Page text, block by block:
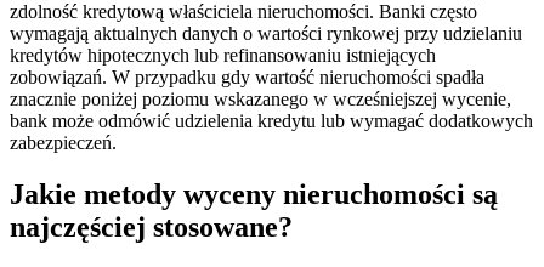
zdolność kredytową właściciela nieruchomości. Banki często
wymagają aktualnych danych o wartości rynkowej przy udzielaniu
kredytów hipotecznych lub refinansowaniu istniejących
zobowiązań. W przypadku gdy wartość nieruchomości spadła
znacznie poniżej poziomu wskazanego w wcześniejszej wycenie,
bank może odmówić udzielenia kredytu lub wymagać dodatkowych
zabezpieczeń.
Jakie metody wyceny nieruchomości są
najczęściej stosowane?